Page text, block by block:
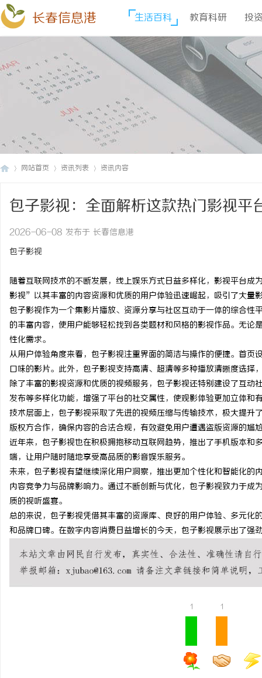
长春信息港 生活百科 教育科研 投
网站首页 资讯列表 资讯内容
包子影视：全面解析这款热门影视平
2026-06-08 发布于 长春信息港
包子影视
随着互联网技术的不断发展，线上娱乐方式日益多样化，影视平台
影视”以其丰富的内容资源和优质的用户体验迅速崛起，吸引了大量
包子影视作为一个集影片播放、资源分享与社区互动于一体的综合
的丰富内容，使用户能够轻松找到各类题材和风格的影视作品。无
性化需求。
从用户体验角度来看，包子影视注重界面的简洁与操作的便捷。首
口味的影片。此外，包子影视支持高清、超清等多种播放清晰度选择
除了丰富的影视资源和优质的视频服务，包子影视还特别建设了互
发布等多样化功能，增强了平台的社交属性，使观影体验更加立体和
技术层面上，包子影视采取了先进的视频压缩与传输技术，极大提
版权方合作，确保内容的合法合规，有效避免用户遭遇盗版资源的尴
近年来，包子影视也在积极拥抱移动互联网趋势，推出了手机版本
端，让用户随时随地享受高品质的影音娱乐服务。
未来，包子影视有望继续深化用户洞察，推出更加个性化和智能化
内容竞争力与品牌影响力。通过不断创新与优化，包子影视致力于
质的视听盛宴。
总的来说，包子影视凭借其丰富的资源库、良好的用户体验、多元
和品牌口碑。在数字内容消费日益增长的今天，包子影视展示出了
1 1
蓝狐影视：引领新时代影视娱乐的创新力量 武汉配眼镜